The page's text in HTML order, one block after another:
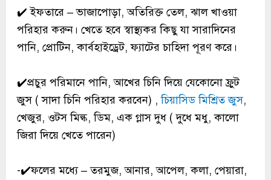
✔️ ইফতারে – ভাজাপোড়া, অতিরিক্ত তেল, ঝাল খাওয়া
পরিহার করুন। খেতে হবে স্বাস্থ্যকর কিছু যা সারাদিনের
পানি, প্রোটিন, কার্বহাইড্রেট, ফ্যাটের চাহিদা পূরণ করে।
✔️প্রচুর পরিমানে পানি, আখের চিনি দিয়ে যেকোনো ফ্রুট
জুস ( সাদা চিনি পরিহার করবেন) ,চিয়াসিড মিশ্রিত জুস,
খেজুর, ওটস মিল্ক, ডিম, এক গ্লাস দুধ ( দুধে মধু, কালো
জিরা দিয়ে খেতে পারেন)
-✔️ফলের মধ্যে – তরমুজ, আনার, আপেল, কলা, পেয়ারা,